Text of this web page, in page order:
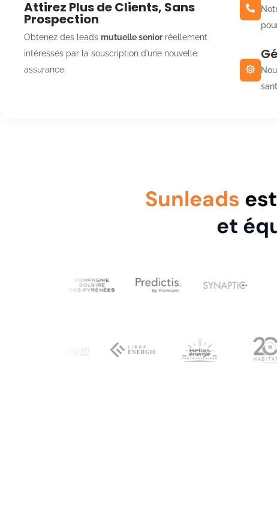
Attirez Plus de Clients, Sans
Prospection
Obtenez des leads mutuelle seniorréellement
intéressés par la souscription d’une nouvelle
assurance.
Sunleads
et